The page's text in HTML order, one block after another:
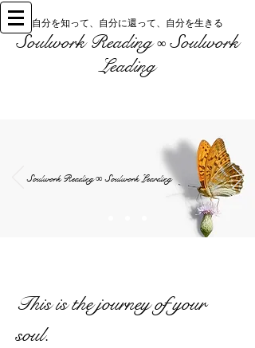
自分を知って、自分に還って、自分を生きる
Soulwork Reading∞Soulwork
Leading
Soulwork Reading∞ Soulwork Learding
This is the journey of your
soul.